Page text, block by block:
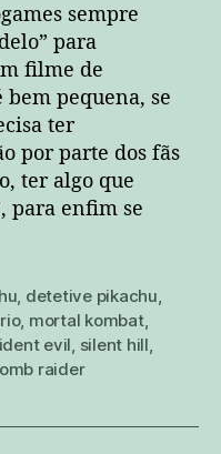
sempre
para
filme de
bem pequena, se
ter
por parte dos fãs
ter algo que
para enfim se
detetive pikachu
, mortal kombat,
evil silent hill
raider